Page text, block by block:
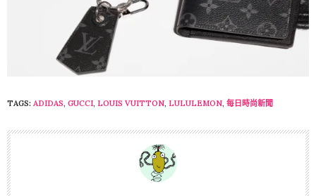
TAGS: ADIDAS, GUCCI, LOUIS VUITTON, LULULEMON, 每日時尚新聞